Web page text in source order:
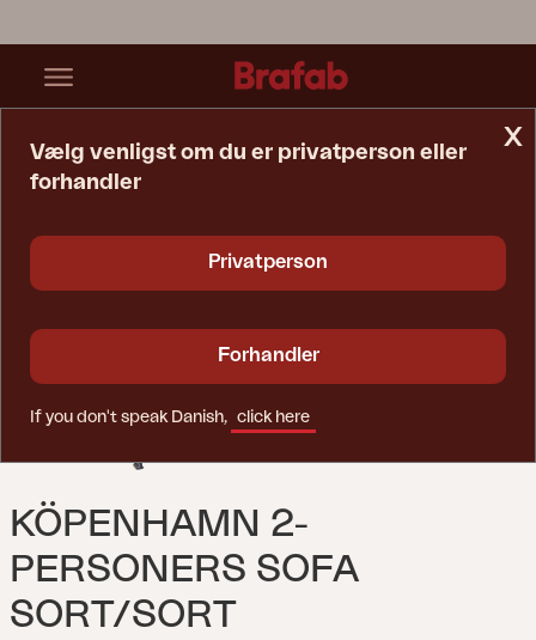
KÖPENHAMN 2-
PERSONERS SOFA
SORT/SORT
x
Vælg venligst om du er privatperson eller
forhandler
Privatperson
Forhandler
If you don't speak Danish, click here